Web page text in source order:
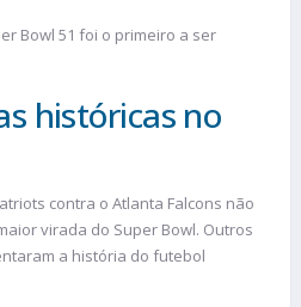
Bowl 51 foi o primeiro a ser
históricas no
contra o Atlanta Falcons não
virada do Super Bowl. Outros
a história do futebol